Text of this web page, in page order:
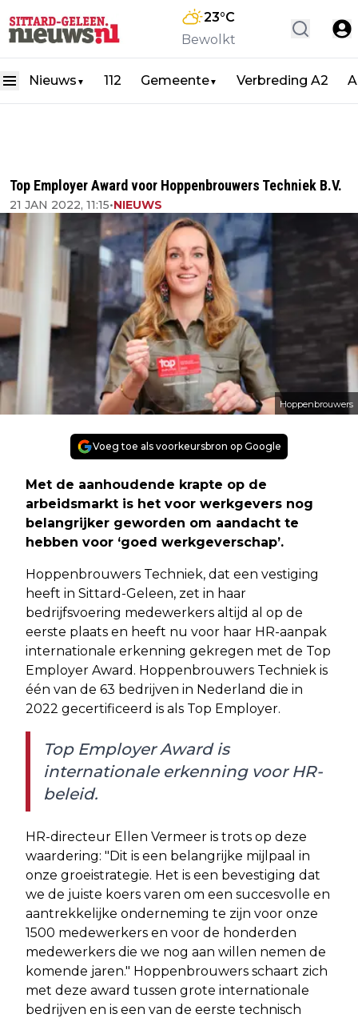
23°C
Bewolkt
Nieuws ▼ 112 Gemeente▼ Verbreding A2
Top Employer Award voor Hoppenbrouwers Techniek B.V.
21 JAN 2022, 11:15•NIEUWS
Hoppenbrouwers
Voeg toe als voorkeursbron op Google
Met de aanhoudende krapte op de
arbeidsmarkt is het voor werkgevers nog
belangrijker geworden om aandacht te
hebben voor ‘goed werkgeverschap’.
Hoppenbrouwers Techniek, dat een vestiging
heeft in Sittard-Geleen, zet in haar
bedrijfsvoering medewerkers altijd al op de
eerste plaats en heeft nu voor haar HR-aanpak
internationale erkenning gekregen met de Top
Employer Award. Hoppenbrouwers Techniek is
één van de 63 bedrijven in Nederland die in
2022 gecertificeerd is als Top Employer.
Top Employer Award is
internationale erkenning voor HR-
beleid.
HR-directeur Ellen Vermeer is trots op deze
waardering: "Dit is een belangrijke mijlpaal in
onze groeistrategie. Het is een bevestiging dat
we de juiste koers varen om een succesvolle en
aantrekkelijke onderneming te zijn voor onze
1500 medewerkers en voor de honderden
medewerkers die we nog aan willen nemen de
komende jaren." Hoppenbrouwers schaart zich
met deze award tussen grote internationale
bedrijven en is een van de eerste technisch